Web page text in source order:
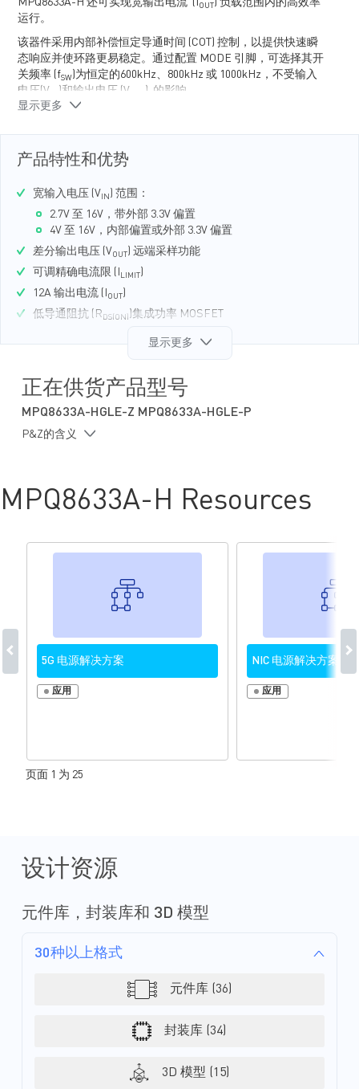
MPQ8633A-H 还可实现宽输出电流 (I
OUT) 负载范围内的高效率
运行。
该器件采用内部补偿恒定导通时间 (COT) 控制，以提供快速瞬
态响应并使环路更易稳定。通过配置 MODE 引脚，可选择其开
关频率 (fSW)为恒定的600kHz、800kHz 或 1000kHz，不受输入
电压(V
)和输出电压 (V ) 的影响。
SS
电压 (VOUT) 是否在其标称电压范围内。如果输入无法为
在 0.7V 左右。
MPQ8633A-H全面的保护功能包括过流保护 (OCP)、过压保护
(OVP)、欠压保护 (UVP) 和过温保护 (OTP)。
MPQ8633A-H 最大限度地减少了所需的外部元器件，它采用
QFN-21 (3mmx4mm) 封装。
显示更多
产品特性和优势
宽输入电压 (V IN ) 范围：
2.7V 至 16V，带外部 3.3V 偏置
4V 至 16V，内部偏置或外部 3.3V 偏置
差分输出电压 (V OUT) 远端采样功能
可调精确电流限 (I
LIMIT)
12A 输出电流 (I
OUT)
低导通阻抗 (R DS(ON) )集成功率 MOSFET
转悠的开关损耗降低技术
用于实现超快瞬态响应的自适应恒定导通时间 (COT) 控制
采用 Zero-ESR输出电容可稳定工作
参考电压 (V
) 精度：
0°C 至 70°C 范围内的V
精度达 0.5%
-40°C 至 +125°C 范围内的V
输出电压 (V OUT) 跟踪功能
GOOD
600kHz、800kHz 或 1000kHz 可选开关频率 (f
压锁定 (UVLO) 保护和过温关断保护（OTP）
0.6V 至 VINx 90%（最大 5.5V）的可调 输出电压 (VOUT)
采用 QFN-21 (3mmx4mm) 封装
显示更多
正在供货产品型号
MPQ8633A-HGLE-Z MPQ8633A-HGLE-P
P&Z的含义
MPQ8633A-H Resources
5G 电源解决方案
应用
NIC 电源解决方案
应用
页面 1 为 25
设计资源
元件库，封装库和 3D 模型
30种以上格式
元件库 (36)
封装库 (34)
3D 模型 (15)